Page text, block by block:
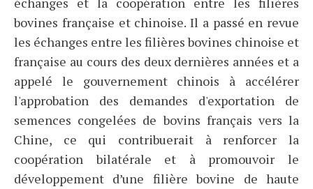
bovines française et chinoise. Il a passé en revue
les échanges entre les filières bovines chinoise et
française au cours des deux dernières années et a
appelé le gouvernement chinois à accélérer
l'approbation des demandes d'exportation de
semences congelées de bovins français vers la
Chine, ce qui contribuerait à renforcer la
coopération bilatérale et à promouvoir le
développement d’une filière bovine de haute